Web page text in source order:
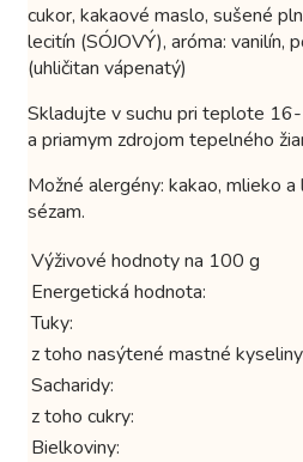
cukor, kakaové maslo, sušené
lecitín (SÓJOVÝ), aróma:
(uhličitan vápenatý)
Skladujte v suchu pri teplote
a priamym zdrojom tepelného
Možné alergény: kakao, mlieko
sézam.
Výživové hodnoty na 100 g
Energetická hodnota:
Tuky:
z toho nasýtené mastné
Sacharidy:
z toho cukry:
Bielkoviny: